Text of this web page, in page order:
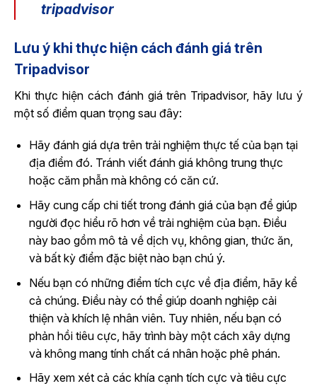
tripadvisor
Lưu ý khi thực hiện cách đánh giá trên
Tripadvisor
Khi thực hiện cách đánh giá trên Tripadvisor, hãy lưu ý
một số điểm quan trọng sau đây:
Hãy đánh giá dựa trên trải nghiệm thực tế của bạn tại
địa điểm đó. Tránh viết đánh giá không trung thực
hoặc căm phẫn mà không có căn cứ.
Hãy cung cấp chi tiết trong đánh giá của bạn để giúp
người đọc hiểu rõ hơn về trải nghiệm của bạn. Điều
này bao gồm mô tả về dịch vụ, không gian, thức ăn,
và bất kỳ điểm đặc biệt nào bạn chú ý.
Nếu bạn có những điểm tích cực về địa điểm, hãy kể
cả chúng. Điều này có thể giúp doanh nghiệp cải
thiện và khích lệ nhân viên. Tuy nhiên, nếu bạn có
phản hồi tiêu cực, hãy trình bày một cách xây dựng
và không mang tính chất cá nhân hoặc phê phán.
Hãy xem xét cả các khía cạnh tích cực và tiêu cực